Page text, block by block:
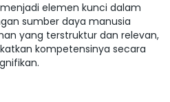
elemen kunci dalam
sumber daya manusia
yang terstruktur dan relevan,
kompetensinya secara